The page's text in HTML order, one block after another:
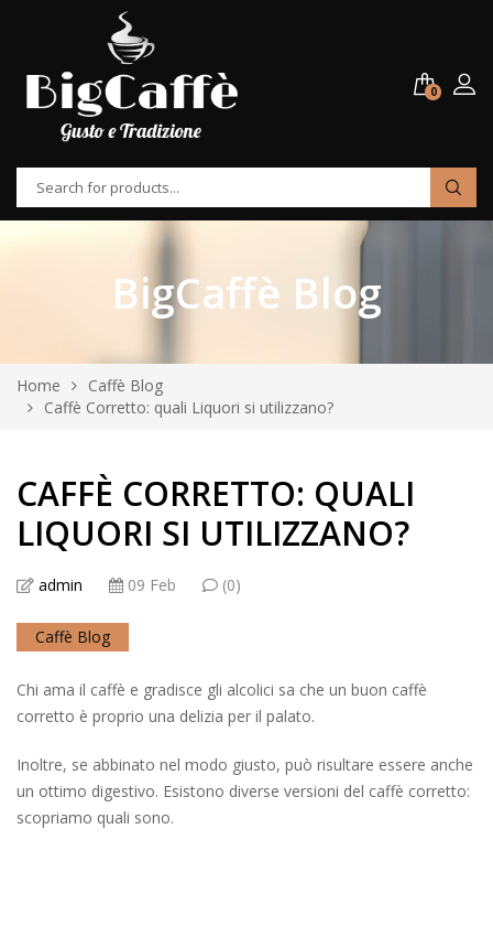
0
BigCaffè Blog
Home
Caffè Blog
Caffè Corretto: quali Liquori si utilizzano?
CAFFÈ CORRETTO: QUALI
LIQUORI SI UTILIZZANO?
admin 09 Feb (0)
Caffè Blog
Chi ama il caffè e gradisce gli alcolici sa che un buon caffè
corretto è proprio una delizia per il palato.
Inoltre, se abbinato nel modo giusto, può risultare essere anche
un ottimo digestivo. Esistono diverse versioni del caffè corretto:
scopriamo quali sono.